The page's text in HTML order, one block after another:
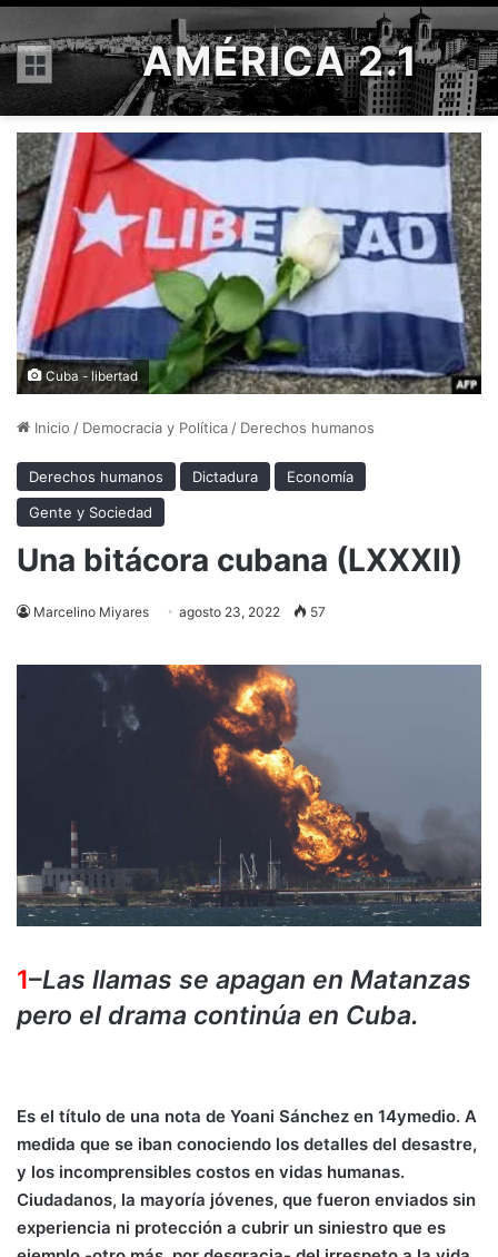
Menú AMÉRICA 2.1
Cuba - libertad
Inicio / Democracia y Política / Derechos humanos
Derechos humanos Dictadura
Economía
Gente y Sociedad
Una bitácora cubana (LXXXII)
Marcelino Miyares agosto 23, 2022 57
1–Las llamas se apagan en Matanzas
pero el drama continúa en Cuba.
Es el título de una nota de Yoani Sánchez en 14ymedio. A
medida que se iban conociendo los detalles del desastre,
y los incomprensibles costos en vidas humanas.
Ciudadanos, la mayoría jóvenes, que fueron enviados sin
experiencia ni protección a cubrir un siniestro que es